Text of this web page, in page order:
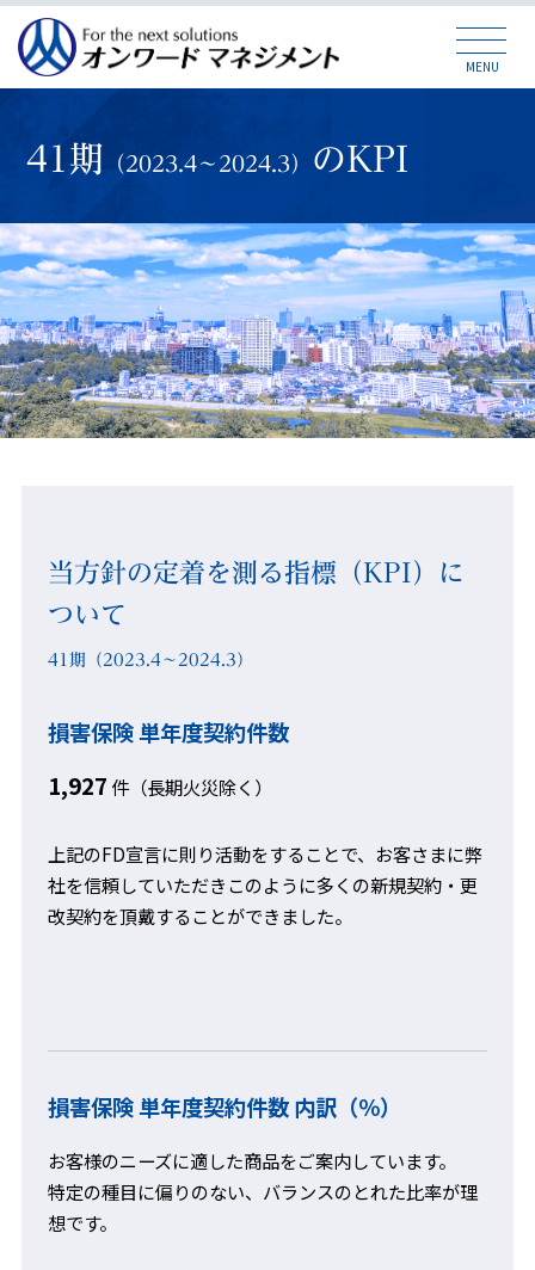
MENU
41期 （2023.4～2024.3） のKPI
当方針の定着を測る指標（KPI）に
ついて
41期（2023.4～2024.3）
損害保険 単年度契約件数
1,927 件（長期火災除く）
上記のFD宣言に則り活動をすることで、お客さまに弊
社を信頼していただきこのように多くの新規契約・更
改契約を頂戴することができました。
損害保険 単年度契約件数 内訳（％）
お客様のニーズに適した商品をご案内しています。
特定の種目に偏りのない、バランスのとれた比率が理
想です。